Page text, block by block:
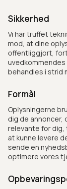
Sikkerhed
Vi har truffet
mod, at dine
offentliggjort,
behandles i strid
Formål
Oplysningerne
dig de
relevante for dig,
at kunne levere
sende en
optimere vores